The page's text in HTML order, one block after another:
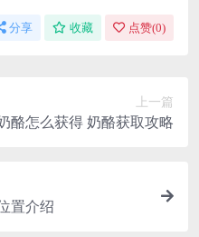
分享 收藏 点赞(0)
上一篇
酪怎么获得 奶酪获取攻略
置介绍